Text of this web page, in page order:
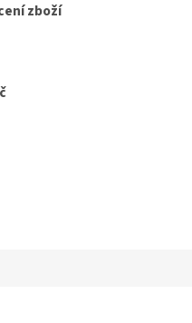
zboží